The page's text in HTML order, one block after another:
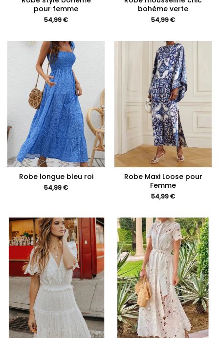
pour femme
54,99€
bohème verte
54,99€
Robe longue bleu roi
54,99€
Robe Maxi Loose pour
Femme
54,99€